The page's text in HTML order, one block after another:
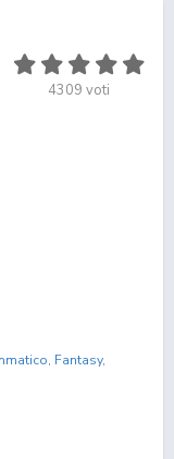
4309 voti
, Fantasy,